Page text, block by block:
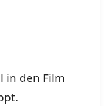
in den Film